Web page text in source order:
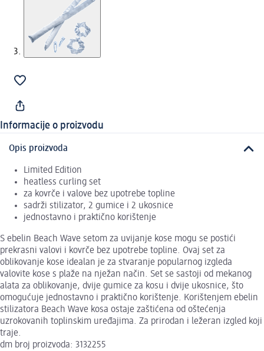
Informacije o proizvodu
Opis proizvoda
Limited Edition
heatless curling set
za kovrče i valove bez upotrebe topline
sadrži stilizator, 2 gumice i 2 ukosnice
jednostavno i praktično korištenje
S ebelin Beach Wave setom za uvijanje kose mogu se postići
prekrasni valovi i kovrče bez upotrebe topline. Ovaj set za
oblikovanje kose idealan je za stvaranje popularnog izgleda
valovite kose s plaže na nježan način. Set se sastoji od mekanog
alata za oblikovanje, dvije gumice za kosu i dvije ukosnice, što
omogućuje jednostavno i praktično korištenje. Korištenjem ebelin
stilizatora Beach Wave kosa ostaje zaštićena od oštećenja
uzrokovanih toplinskim uređajima. Za prirodan i ležeran izgled koji
traje.
dm broj proizvoda: 3132255